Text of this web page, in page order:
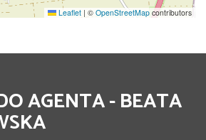
Leaflet | © OpenStreetMap contributors
AGENTA - BEATA